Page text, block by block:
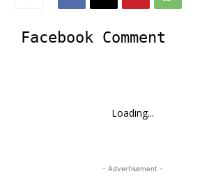
Facebook Comment
Loading...
- Advertisement -